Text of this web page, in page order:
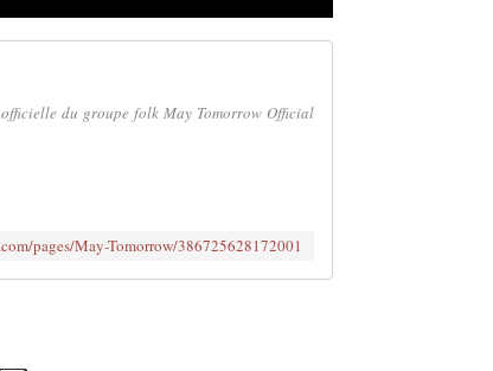
du groupe folk May Tomorrow Official
pages/May-Tomorrow/386725628172001